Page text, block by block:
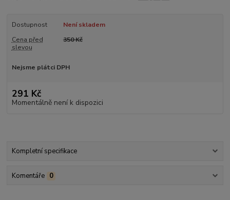
Dostupnost
Není skladem
Cena před
slevou
350 Kč
Nejsme plátci DPH
291 Kč
Momentálně není k dispozici
Kompletní specifikace
Komentáře 0